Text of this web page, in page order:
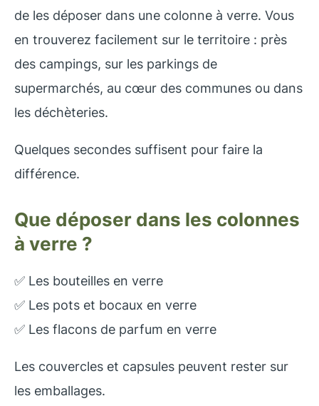
de les déposer dans une colonne à verre. Vous
en trouverez facilement sur le territoire : près
des campings, sur les parkings de
supermarchés, au cœur des communes ou dans
les déchèteries.
Quelques secondes suffisent pour faire la
différence.
Que déposer dans les colonnes
à verre ?
✅ Les bouteilles en verre
✅ Les pots et bocaux en verre
✅ Les flacons de parfum en verre
Les couvercles et capsules peuvent rester sur
les emballages.